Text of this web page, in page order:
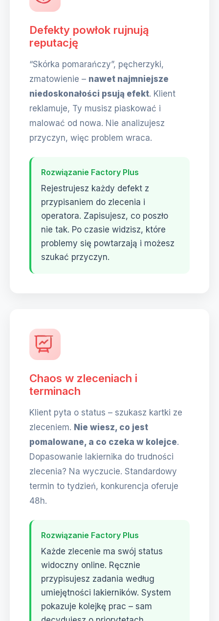
Defekty powłok rujnują
reputację
“Skórka pomarańczy”, pęcherzyki,
zmatowienie – nawet najmniejsze
niedoskonałości psują efekt. Klient
reklamuje, Ty musisz piaskować i
malować od nowa. Nie analizujesz
przyczyn, więc problem wraca.
Rozwiązanie Factory Plus
Rejestrujesz każdy defekt z
przypisaniem do zlecenia i
operatora. Zapisujesz, co poszło
nie tak. Po czasie widzisz, które
problemy się powtarzają i możesz
szukać przyczyn.
Chaos w zleceniach i
terminach
Klient pyta o status – szukasz kartki ze
zleceniem. Nie wiesz, co jest
pomalowane, a co czeka w kolejce.
Dopasowanie lakiernika do trudności
zlecenia? Na wyczucie. Standardowy
termin to tydzień, konkurencja oferuje
48h.
Rozwiązanie Factory Plus
Każde zlecenie ma swój status
widoczny online. Ręcznie
przypisujesz zadania według
umiejętności lakierników. System
pokazuje kolejkę prac – sam